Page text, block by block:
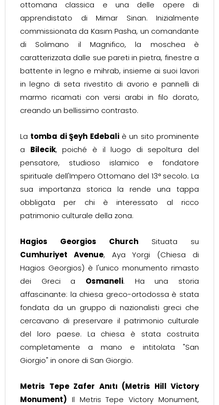
ottomana classica e una delle opere di
apprendistato di Mimar Sinan. Inizialmente
commissionata da Kasım Pasha, un comandante
di Solimano il Magnifico, la moschea è
caratterizzata dalle sue pareti in pietra, finestre a
battente in legno e mihrab, insieme ai suoi lavori
in legno di seta rivestito di avorio e pannelli di
marmo ricamati con versi arabi in filo dorato,
creando un bellissimo contrasto.
La tomba di Şeyh Edebaliè un sito prominente
a Bilecik, poiché è il luogo di sepoltura del
pensatore, studioso islamico e fondatore
spirituale dell'Impero Ottomano del 13° secolo. La
sua importanza storica la rende una tappa
obbligata per chi è interessato al ricco
patrimonio culturale della zona.
Hagios Georgios Church Situata su
Cumhuriyet Avenue, Aya Yorgi (Chiesa di
Hagios Georgios) è l'unico monumento rimasto
dei Greci a Osmaneli. Ha una storia
affascinante: la chiesa greco-ortodossa è stata
fondata da un gruppo di nazionalisti greci che
cercavano di preservare il patrimonio culturale
del loro paese. La chiesa è stata costruita
completamente a mano e intitolata "San
Giorgio" in onore di San Giorgio.
Metris Tepe Zafer Anıtı (Metris Hill Victory
Monument) Il Metris Tepe Victory Monument,